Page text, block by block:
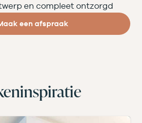
en compleet ontzorgd
een afspraak